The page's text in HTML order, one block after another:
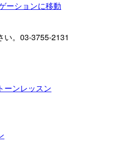
ーションに移動
。 03-3755-2131
ーンレッスン